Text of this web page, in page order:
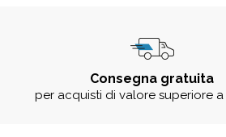
Consegna gratuita
per acquisti di valore superiore a